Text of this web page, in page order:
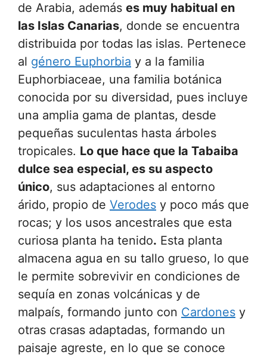
de Arabia, además es muy habitual en
las Islas Canarias, donde se encuentra
distribuida por todas las islas. Pertenece
al género Euphorbia y a la familia
Euphorbiaceae, una familia botánica
conocida por su diversidad, pues incluye
una amplia gama de plantas, desde
pequeñas suculentas hasta árboles
tropicales. Lo que hace que la Tabaiba
dulce sea especial, es su aspecto
único, sus adaptaciones al entorno
árido, propio de Verodes y poco más que
rocas; y los usos ancestrales que esta
curiosa planta ha tenido. Esta planta
almacena agua en su tallo grueso, lo que
le permite sobrevivir en condiciones de
sequía en zonas volcánicas y de
malpaís, formando junto con Cardones y
otras crasas adaptadas, formando un
paisaje agreste, en lo que se conoce